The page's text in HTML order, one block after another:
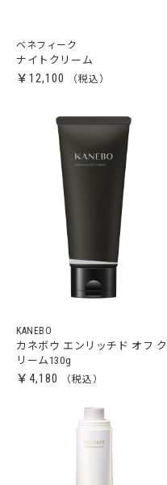
ベネフィーク
ナイトクリーム
￥12,100
KANEBO
カネボウ エンリッチド オフ ク
リーム130g
￥4,180